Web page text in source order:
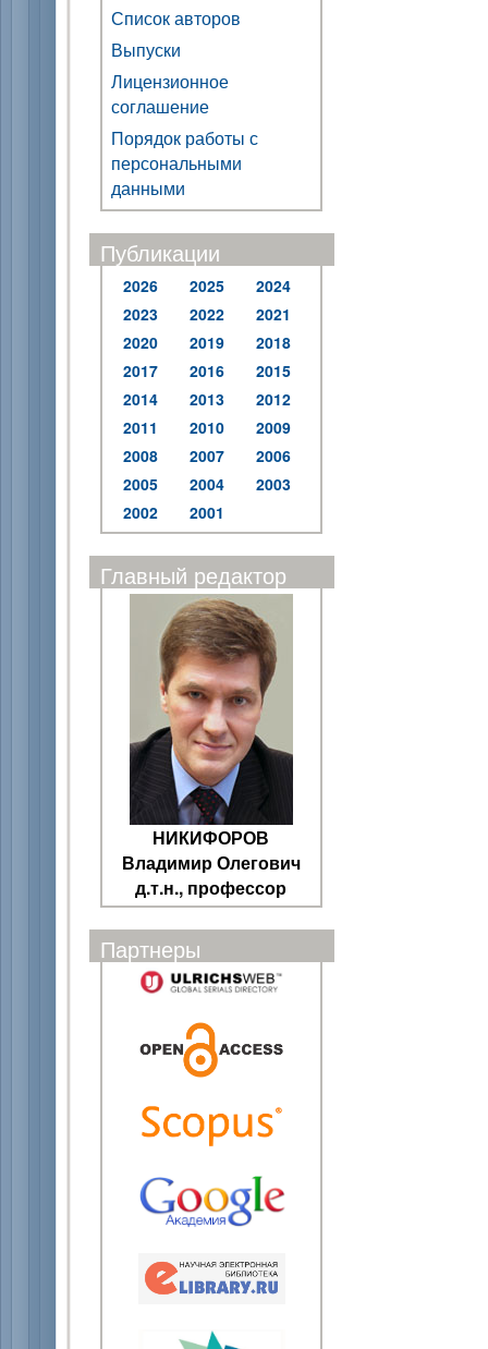
Список авторов
Выпуски
Лицензионное
соглашение
Порядок работы с
персональными
данными
Публикации
2026 2025
2024
2023
2022
2021
2020
2019
2018
2017
2016
2015
2014
2013
2012
2011
2010
2009
2008
2007
2006
2005
2004
2003
2002
2001
Главный редактор
НИКИФОРОВ
Владимир Олегович
д.т.н., профессор
Партнеры